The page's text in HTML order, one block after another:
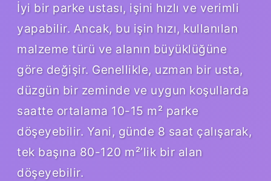
İyi bir parke ustası, işini hızlı ve verimli
yapabilir. Ancak, bu işin hızı, kullanılan
malzeme türü ve alanın büyüklüğüne
göre değişir. Genellikle, uzman bir usta,
düzgün bir zeminde ve uygun koşullarda
saatte ortalama 10-15 m² parke
döşeyebilir. Yani, günde 8 saat çalışarak,
tek başına 80-120 m²’lik bir alan
döşeyebilir.